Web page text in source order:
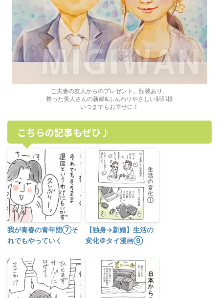
ご夫妻の友人からのプレゼント。額装あり。
整った美人さんの新婦&ふんわりやさしい新郎様
いつまでもお幸せに！
こちらの記事もぜひ♪
我が青春の青年団⑦そ
れでもやっていく
【独身→新婚】生活の
変化＠タイ漫画⑨